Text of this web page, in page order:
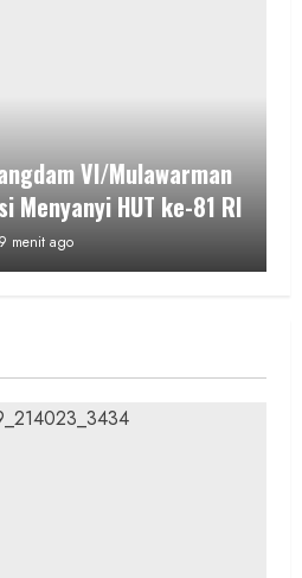
VI/Mulawarman
Menyanyi HUT ke-81 RI
menit ago
Antusiasme